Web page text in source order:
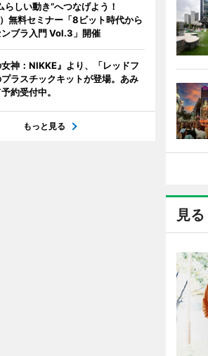
見
らしい動き”へつなげよう！
無料セミナー「8ビット時代から
ブラ入門 Vol.3」開催
女神：NIKKE』より、「レッドフ
ラスチックキットが登場。あみ
約受付中。
もっと見る